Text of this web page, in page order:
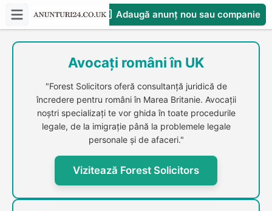
Adaugă anunț nou sau companie
CompaniesS
Avocați români în UK
"Forest Solicitors oferă consultanță juridică de
încredere pentru români în Marea Britanie. Avocații
noștri specializați te vor ghida în toate procedurile
legale, de la imigrație până la problemele legale
personale și de afaceri."
Vizitează Forest Solicitors